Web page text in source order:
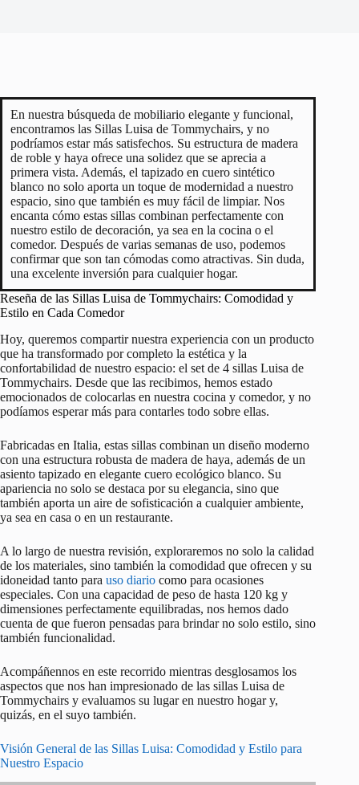
En nuestra búsqueda de mobiliario elegante y funcional,
encontramos las Sillas Luisa de Tommychairs, y no
podríamos estar más satisfechos. Su estructura de madera
de roble y haya ofrece una solidez que se aprecia a
primera vista. Además, el tapizado en cuero sintético
blanco no solo aporta un toque de modernidad a nuestro
espacio, sino que también es muy fácil de limpiar. Nos
encanta cómo estas sillas combinan perfectamente con
nuestro estilo de decoración, ya sea en la cocina o el
comedor. Después de varias semanas de uso, podemos
confirmar que son tan cómodas como atractivas. Sin duda,
una excelente inversión para cualquier hogar.
Reseña de las Sillas Luisa de Tommychairs: Comodidad y
Estilo en Cada Comedor
Hoy, queremos compartir nuestra experiencia con un producto
que ha transformado por completo la estética y la
confortabilidad de nuestro espacio: el set de 4 sillas Luisa de
Tommychairs. Desde que las recibimos, hemos estado
emocionados de colocarlas en nuestra cocina y comedor, y no
podíamos esperar más para contarles todo sobre ellas.
Fabricadas en Italia, estas sillas combinan un diseño moderno
con una estructura robusta de madera de haya, además de un
asiento tapizado en elegante cuero ecológico blanco. Su
apariencia no solo se destaca por su elegancia, sino que
también aporta un aire de sofisticación a cualquier ambiente,
ya sea en casa o en un restaurante.
A lo largo de nuestra revisión, exploraremos no solo la calidad
de los materiales, sino también la comodidad que ofrecen y su
idoneidad tanto para uso diario como para ocasiones
especiales. Con una capacidad de peso de hasta 120 kg y
dimensiones perfectamente equilibradas, nos hemos dado
cuenta de que fueron pensadas para brindar no solo estilo, sino
también funcionalidad.
Acompáñennos en este recorrido mientras desglosamos los
aspectos que nos han impresionado de las sillas Luisa de
Tommychairs y evaluamos su lugar en nuestro hogar y,
quizás, en el suyo también.
Visión General de las Sillas Luisa: Comodidad y Estilo para
Nuestro Espacio